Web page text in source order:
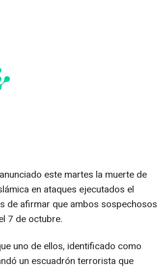
este martes la muerte de
en ataques ejecutados el
de afirmar que ambos sospechosos
7 de octubre.
uno de ellos, identificado como
un escuadrón terrorista que